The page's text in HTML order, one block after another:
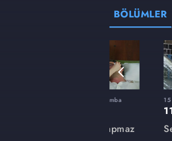
BÖLÜMLER
6 Eylül 2017, Çarşamba
Seven Ne Yapmaz